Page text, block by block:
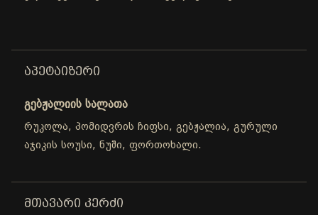
ᲐᲞᲔᲢᲐᲘᲖᲔᲠᲘ
გებჟალიის სალათა
რუკოლა, პომიდვრის ჩიფსი, გებჟალია, გურული
აჯიკის სოუსი, ნუში, ფორთოხალი.
ᲛᲗᲐᲕᲐᲠᲘ ᲙᲔᲠᲫᲘ